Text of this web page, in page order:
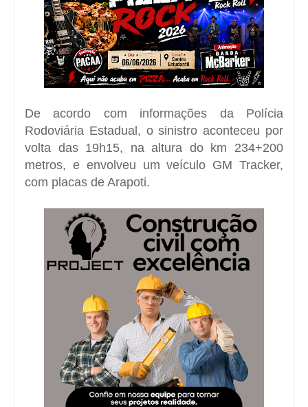
De acordo com informações da Polícia
Rodoviária Estadual, osinistro aconteceu por
volta das 19h15, na altura do km 234+200
metros, e envolveu um veículo GM Tracker,
com placas de Arapoti.